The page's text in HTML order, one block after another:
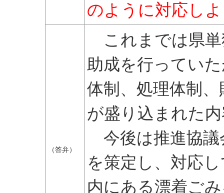
のように対応し
（答弁）
これまでは県単
助成を行ってい
体制、処理体制
が盛り込まれた
今後は推進協議
を策定し、対応
内にある漂着ご